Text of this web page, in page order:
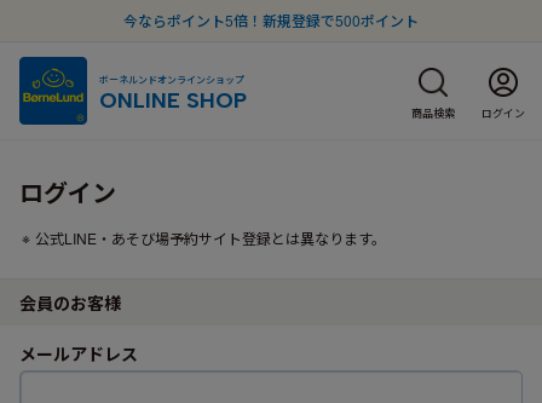
今ならポイント5倍！新規登録で500ポイント
ボーネルンドオンラインショップ
ONLINE SHOP 商品検索 ログイン
ログイン
公式LINE・あそび場予約サイト登録とは異なります。
会員のお客様
メールアドレス